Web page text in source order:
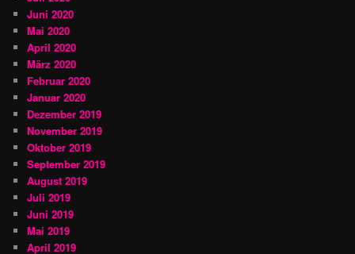
Juni 2020
Mai 2020
April 2020
März 2020
Februar 2020
Januar 2020
Dezember 2019
November 2019
Oktober 2019
September 2019
August 2019
Juli 2019
Juni 2019
Mai 2019
April 2019